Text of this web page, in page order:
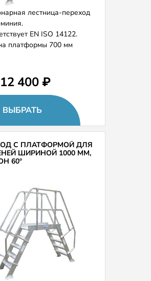
лестница-переход
EN ISO 14122.
платформы 700 мм
ступеней 800 мм.
400 ₽
ВЫБРАТЬ
С ПЛАТФОРМОЙ ДЛЯ
ШИРИНОЙ 1000 ММ,
60°